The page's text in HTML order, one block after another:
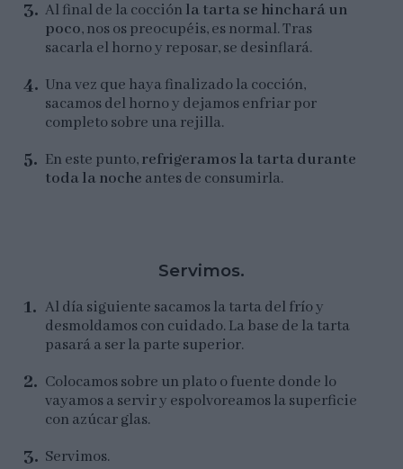
Al final de la cocción la tarta se hinchará un
poco, nos os preocupéis, es normal. Tras
sacarla el horno y reposar, se desinflará.
Una vez que haya finalizado la cocción,
sacamos del horno y dejamos enfriar por
completo sobre una rejilla.
En este punto,refrigeramos la tarta durante
toda la noche antes de consumirla.
Servimos.
Al día siguiente sacamos la tarta del frío y
desmoldamos con cuidado. La base de la tarta
pasará a ser la parte superior.
Colocamos sobre un plato o fuente donde lo
vayamos a servir y espolvoreamos la superficie
con azúcar glas.
Servimos.